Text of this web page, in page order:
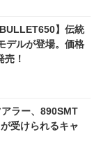
】伝統
デルが登場。価格
！
ラー、890SMT
受けられるキャ